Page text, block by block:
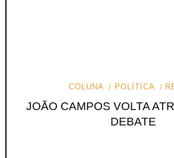
COLUNA POLÍTICA
JOÃO CAMPOS VOLTA
DEBATE